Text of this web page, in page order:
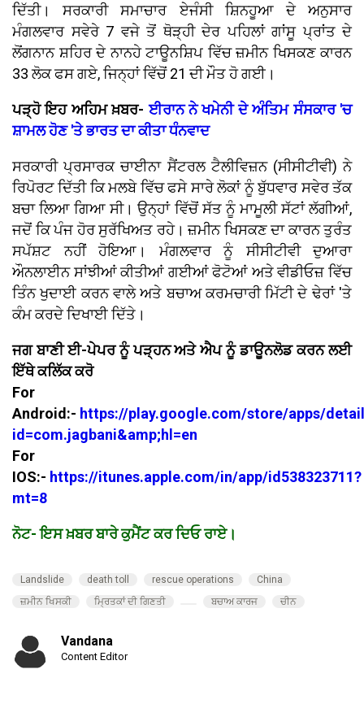
ਦਿੱਤੀ। ਸਰਕਾਰੀ ਸਮਾਚਾਰ ਏਜੰਸੀ ਸ਼ਿਨਹੂਆ ਦੇ ਅਨੁਸਾਰ
ਮੰਗਲਵਾਰ ਸਵੇਰੇ 7 ਵਜੇ ਤੋਂ ਥੋੜ੍ਹੀ ਦੇਰ ਪਹਿਲਾਂ ਗਾਂਸੂ ਪ੍ਰਾਂਤ ਦੇ
ਲੋਂਗਨਾਨ ਸ਼ਹਿਰ ਦੇ ਨਾਨਹੇ ਟਾਊਨਸ਼ਿਪ ਵਿੱਚ ਜ਼ਮੀਨ ਖਿਸਕਣ ਕਾਰਨ
33 ਲੋਕ ਫਸ ਗਏ, ਜਿਨ੍ਹਾਂ ਵਿੱਚੋਂ 21 ਦੀ ਮੌਤ ਹੋ ਗਈ।
ਪੜ੍ਹੋ ਇਹ ਅਹਿਮ ਖ਼ਬਰ-ਈਰਾਨ ਨੇ ਖਮੇਨੀ ਦੇ ਅੰਤਿਮ ਸੰਸਕਾਰ 'ਚ
ਸ਼ਾਮਲ ਹੋਣ 'ਤੇ ਭਾਰਤ ਦਾ ਕੀਤਾ ਧੰਨਵਾਦ
ਸਰਕਾਰੀ ਪ੍ਰਸਾਰਕ ਚਾਈਨਾ ਸੈਂਟਰਲ ਟੈਲੀਵਿਜ਼ਨ (ਸੀਸੀਟੀਵੀ) ਨੇ
ਰਿਪੋਰਟ ਦਿੱਤੀ ਕਿ ਮਲਬੇ ਵਿੱਚ ਫਸੇ ਸਾਰੇ ਲੋਕਾਂ ਨੂੰ ਬੁੱਧਵਾਰ ਸਵੇਰ ਤੱਕ
ਬਚਾ ਲਿਆ ਗਿਆ ਸੀ। ਉਨ੍ਹਾਂ ਵਿੱਚੋਂ ਸੱਤ ਨੂੰ ਮਾਮੂਲੀ ਸੱਟਾਂ ਲੱਗੀਆਂ,
ਜਦੋਂ ਕਿ ਪੰਜ ਹੋਰ ਸੁਰੱਖਿਅਤ ਰਹੇ। ਜ਼ਮੀਨ ਖਿਸਕਣ ਦਾ ਕਾਰਨ ਤੁਰੰਤ
ਸਪੱਸ਼ਟ ਨਹੀਂ ਹੋਇਆ। ਮੰਗਲਵਾਰ ਨੂੰ ਸੀਸੀਟੀਵੀ ਦੁਆਰਾ
ਔਨਲਾਈਨ ਸਾਂਝੀਆਂ ਕੀਤੀਆਂ ਗਈਆਂ ਫੋਟੋਆਂ ਅਤੇ ਵੀਡੀਓਜ਼ ਵਿੱਚ
ਤਿੰਨ ਖੁਦਾਈ ਕਰਨ ਵਾਲੇ ਅਤੇ ਬਚਾਅ ਕਰਮਚਾਰੀ ਮਿੱਟੀ ਦੇ ਢੇਰਾਂ 'ਤੇ
ਕੰਮ ਕਰਦੇ ਦਿਖਾਈ ਦਿੱਤੇ।
ਜਗ ਬਾਣੀ ਈ-ਪੇਪਰ ਨੂੰ ਪੜ੍ਹਨ ਅਤੇ ਐਪ ਨੂੰ ਡਾਊਨਲੋਡ ਕਰਨ ਲਈ
ਇੱਥੇ ਕਲਿੱਕ ਕਰੋ
For
Android:- https://play.google.com/store/apps/
id=com.jagbani&amp;hl=en
For
IOS:- https://itunes.apple.com/in/app/id538323711?
mt=8
ਨੋਟ- ਇਸ ਖ਼ਬਰ ਬਾਰੇ ਕੁਮੈਂਟ ਕਰ ਦਿਓ ਰਾਏ।
Landslide death toll rescue operations
China
ਜ਼ਮੀਨ ਖਿਸਕੀ
ਮ੍ਰਿਤਕਾਂ ਦੀ ਗਿਣਤੀ ਬਚਾਅ ਕਾਰਜ ਚੀਨ
Vandana
Content Editor